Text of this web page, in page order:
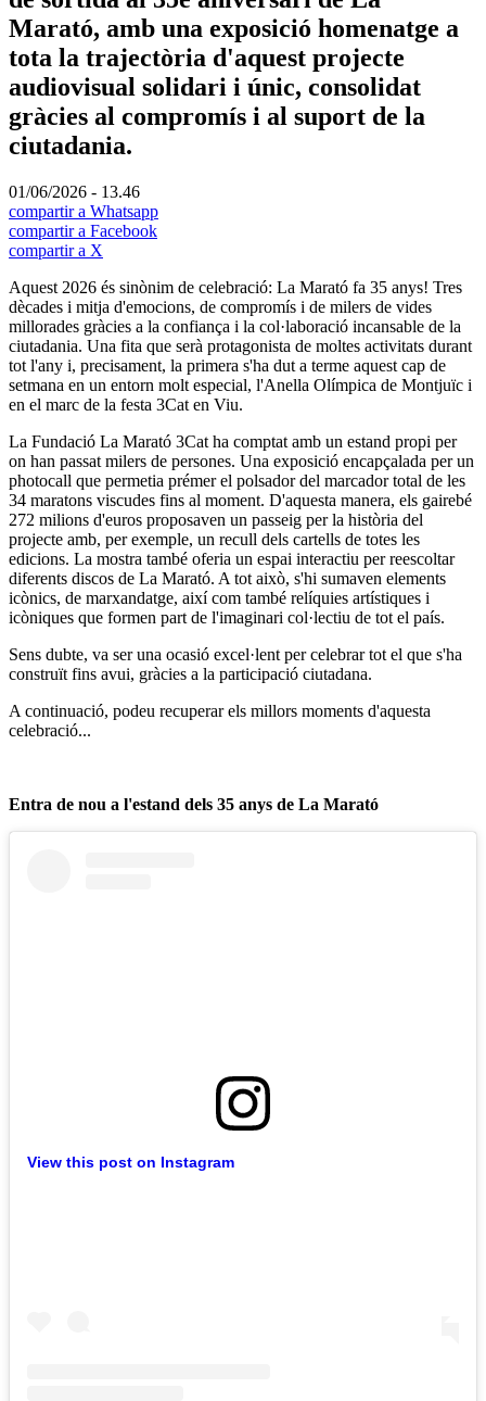
Marató, amb una exposició homenatge a
tota la trajectòria d'aquest projecte
audiovisual solidari i únic, consolidat
gràcies al compromís i al suport de la
ciutadania.
01/06/2026 - 13.46
compartir a Whatsapp
compartir a Facebook
compartir a X
Aquest 2026 és sinònim de celebració: La Marató fa 35 anys! Tres
dècades i mitja d'emocions, de compromís i de milers de vides
millorades gràcies a la confiança i la col·laboració incansable de la
ciutadania. Una fita que serà protagonista de moltes activitats durant
tot l'any i, precisament, la primera s'ha dut a terme aquest cap de
setmana en un entorn molt especial, l'Anella Olímpica de Montjuïc i
en el marc de la festa 3Cat en Viu.
La Fundació La Marató 3Cat ha comptat amb un estand propi per
on han passat milers de persones. Una exposició encapçalada per un
photocall que permetia prémer el polsador del marcador total de les
34 maratons viscudes fins al moment. D'aquesta manera, els gairebé
272 milions d'euros proposaven un passeig per la història del
projecte amb, per exemple, un recull dels cartells de totes les
edicions. La mostra també oferia un espai interactiu per reescoltar
diferents discos de La Marató. A tot això, s'hi sumaven elements
icònics, de marxandatge, així com també relíquies artístiques i
icòniques que formen part de l'imaginari col·lectiu de tot el país.
Sens dubte, va ser una ocasió excel·lent per celebrar tot el que s'ha
construït fins avui, gràcies a la participació ciutadana.
A continuació, podeu recuperar els millors moments d'aquesta
celebració...
Entra de nou a l'estand dels 35 anys de La Marató
View this post on Instagram